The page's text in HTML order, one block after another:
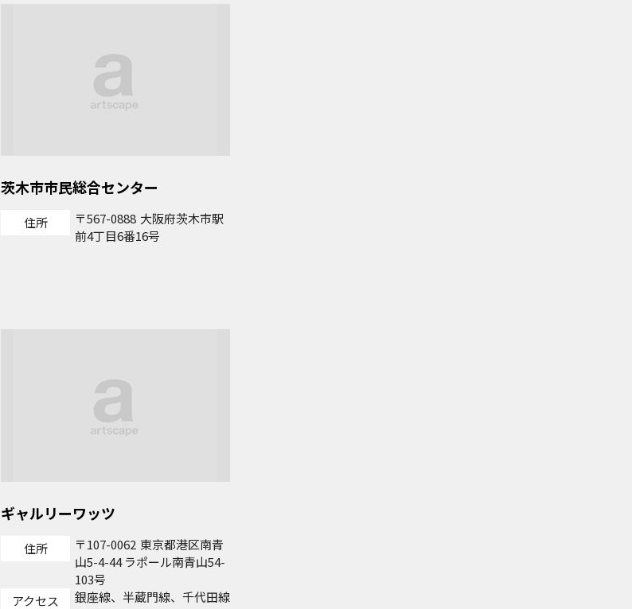
茨木市市民総合センター
住所 567-0888 大阪府茨木市駅
前4丁目6番16号
ギャルリーワッツ
住所 107-0062 東京都港区南青
山5-4-44 ラポール南青山54-
103号
アクセス
銀座線、半蔵門線、千代田線